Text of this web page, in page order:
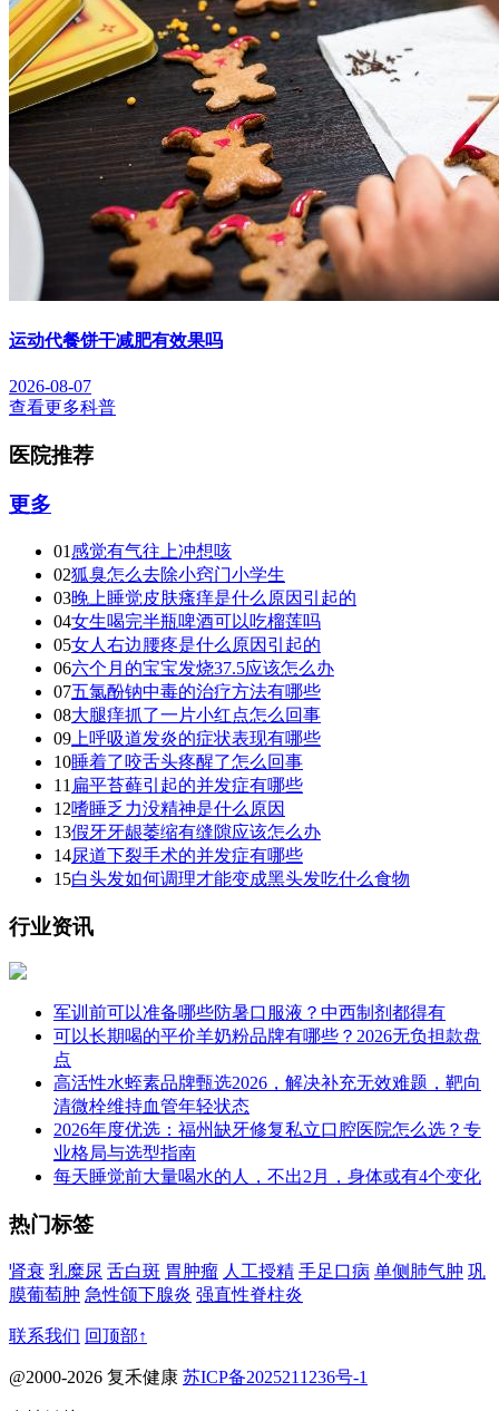
运动代餐饼干减肥有效果吗
2026-08-07
查看更多科普
医院推荐
更多
01感觉有气往上冲想咳
02狐臭怎么去除小窍门小学生
03晚上睡觉皮肤瘙痒是什么原因引起的
04女生喝完半瓶啤酒可以吃榴莲吗
05女人右边腰疼是什么原因引起的
06六个月的宝宝发烧37.5应该怎么办
07五氯酚钠中毒的治疗方法有哪些
08大腿痒抓了一片小红点怎么回事
09 上呼吸道发炎的症状表现有哪些
10睡着了咬舌头疼醒了怎么回事
11 扁平苔藓引起的并发症有哪些
12嗜睡乏力没精神是什么原因
13假牙牙龈萎缩有缝隙应该怎么办
14尿道下裂手术的并发症有哪些
15白头发如何调理才能变成黑头发吃什么食物
行业资讯
军训前可以准备哪些防暑口服液？中西制剂都得有
可以长期喝的平价羊奶粉品牌有哪些？2026无负担款盘
点
高活性水蛭素品牌甄选2026，解决补充无效难题，靶向
清微栓维持血管年轻状态
2026年度优选：福州缺牙修复私立口腔医院怎么选？专
业格局与选型指南
每天睡觉前大量喝水的人，不出2月，身体或有4个变化
热门标签
肾衰 乳糜尿 舌白斑 胃肿瘤 人工授精 手足口病 单侧肺气肿 巩
膜葡萄肿 急性颌下腺炎 强直性脊柱炎
联系我们 回顶部↑
@2000-2026 复禾健康 苏ICP备2025211236号-1